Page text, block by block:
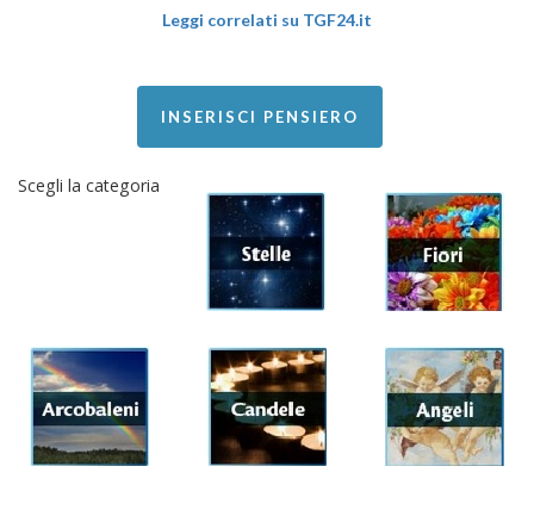
Leggi correlati su TGF24.it
INSERISCI PENSIERO
Scegli la categoria